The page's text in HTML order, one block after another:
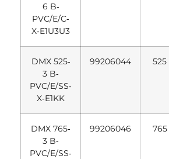
6 B‐
PVC/E/C‐
X‐E1U3U3
DMX 525‐
3 B‐
PVC/E/SS‐
X‐E1KK
99206044 525
DMX 765‐
3 B‐
PVC/E/SS‐
99206046 765